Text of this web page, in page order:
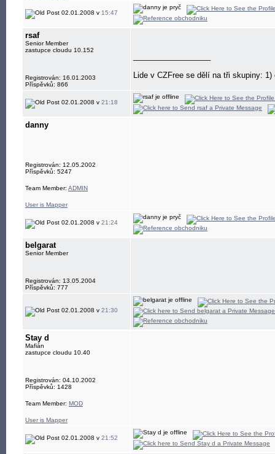
02.01.2008 v 15:47
rsaf
Senior Member
zastupce cloudu 10.152
Registrován: 16.01.2003
Příspěvků: 866
Lide v CZFree se dělí na tři skupiny:
02.01.2008 v 21:18
danny
Registrován: 12.05.2002
Příspěvků: 5247
Team Member: ADMIN
User is Mapper
02.01.2008 v 21:24
belgarat
Senior Member
Registrován: 13.05.2004
Příspěvků: 777
02.01.2008 v 21:30
Stay d
Mafián
zastupce cloudu 10.40
Registrován: 04.10.2002
Příspěvků: 1428
Team Member: MOD
User is Mapper
02.01.2008 v 21:52